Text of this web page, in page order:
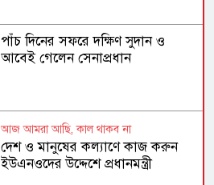
পাঁচ দিনের সফরে দক্ষিণ সুদান ও
আবেই গেলেন সেনাপ্রধান
আজ আমরা আছি, কাল থাকব না
দেশ ও মানুষের কল্যাণে কাজ করুন
ইউএনওদের উদ্দেশে প্রধানমন্ত্রী